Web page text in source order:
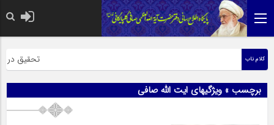
کلام ناب تحقیق در
برچسب » ویژگیهای ایت الله صافی